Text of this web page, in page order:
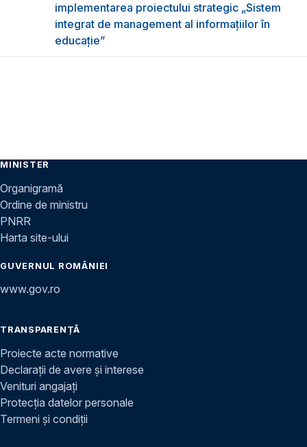
implementarea proiectului strategic „Sistem
integrat de management al informațiilor în
educație”
MINISTER
Organigramă
Ordine de ministru
PNRR
Harta site-ului
GUVERNUL ROMÂNIEI
www.gov.ro
TRANSPARENȚĂ
Proiecte acte normative
Declarații de avere și interese
Venituri angajați
Protecția datelor personale
Termeni și condiții